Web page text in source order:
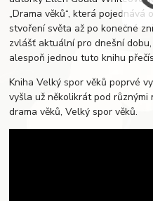
„Drama věků“, která
stvoření světa až po konečné
zvlášť aktuální pro dnešní
alespoň jednou tuto knihu
Kniha Velký spor věků poprvé
vyšla už několikrát pod
drama věků, Velký spor věků.